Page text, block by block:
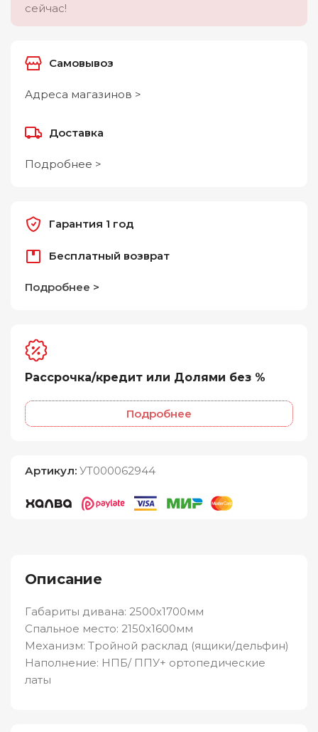
сейчас!
Самовывоз
Адреса магазинов >
Доставка
Подробнее >
Гарантия 1 год
Бесплатный возврат
Подробнее >
Рассрочка/кредит или Долями без %
Подробнее
Артикул:УТ000062944
Описание
Габариты дивана: 2500х1700мм
Спальное место: 2150х1600мм
Механизм: Тройной расклад (ящики/дельфин)
Наполнение: НПБ/ ППУ+ ортопедические
латы